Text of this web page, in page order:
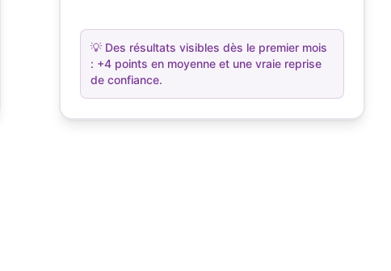
💡 Des résultats visibles dès le premier mois
: +4 points en moyenne et une vraie reprise
de confiance.